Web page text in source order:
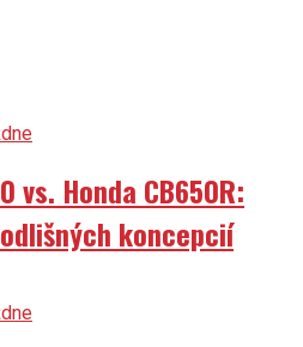
vs. Honda CB650R:
koncepcií